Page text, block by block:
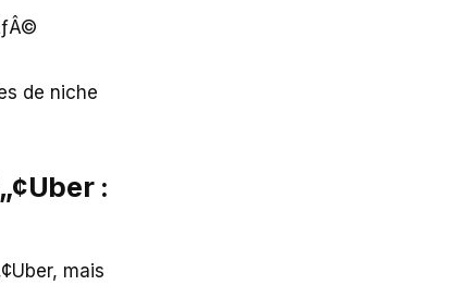
de niche
:
mais